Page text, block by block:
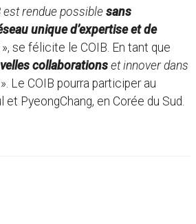
est rendue possible sans
unique d’expertise et de
», se félicite le COIB. En tant que
collaborations et innover dans
». Le COIB pourra participer au
PyeongChang, en Corée du Sud.